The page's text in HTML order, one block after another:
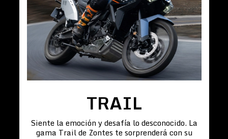
TRAIL
Siente la emoción y desafía lo desconocido. La
gama Trail de Zontes te sorprenderá con su